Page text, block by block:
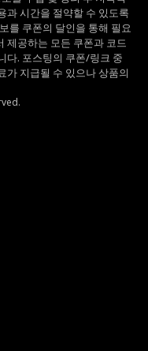
과 시간을 절약할 수 있도록
를 쿠폰의 달인을 통해 필요
제공하는 모든 쿠폰과 코드
다. 포스팅의 쿠폰/링크 중
가 지급될 수 있으나상품의